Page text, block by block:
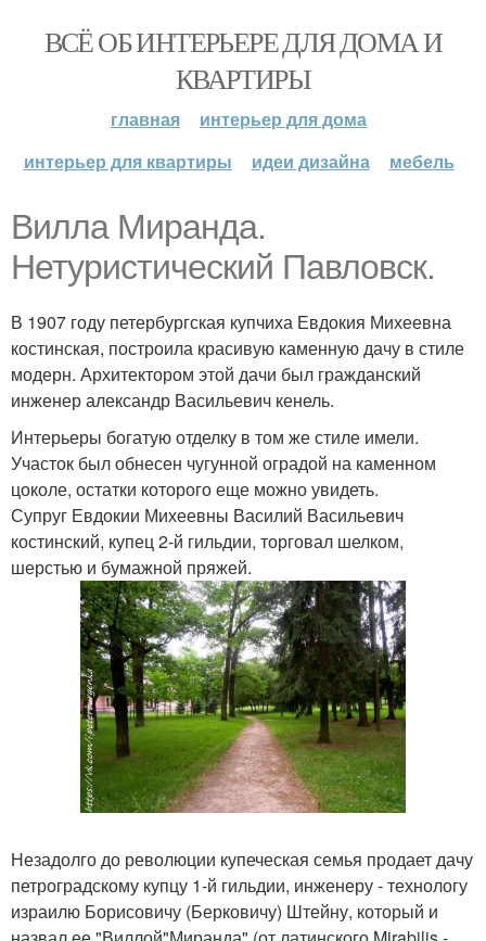
ВСЁ ОБ ИНТЕРЬЕРЕ ДЛЯ ДОМА И
КВАРТИРЫ
главная
интерьер для дома
интерьер для квартиры
идеи дизайна мебель
Вилла Миранда.
Нетуристический Павловск.
В 1907 году петербургская купчиха Евдокия Михеевна
костинская, построила красивую каменную дачу в стиле
модерн. Архитектором этой дачи был гражданский
инженер александр Васильевич кенель.
Интерьеры богатую отделку в том же стиле имели.
Участок был обнесен чугунной оградой на каменном
цоколе, остатки которого еще можно увидеть.
Супруг Евдокии Михеевны Василий Васильевич
костинский, купец 2-й гильдии, торговал шелком,
шерстью и бумажной пряжей.
Незадолго до революции купеческая семья продает дачу
петроградскому купцу 1-й гильдии, инженеру - технологу
израилю Борисовичу (Берковичу) Штейну, который и